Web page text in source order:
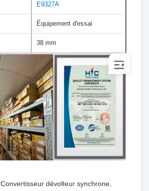
E9327A
Équipement d'essai
38 mm
Convertisseur dévolteur synchrone